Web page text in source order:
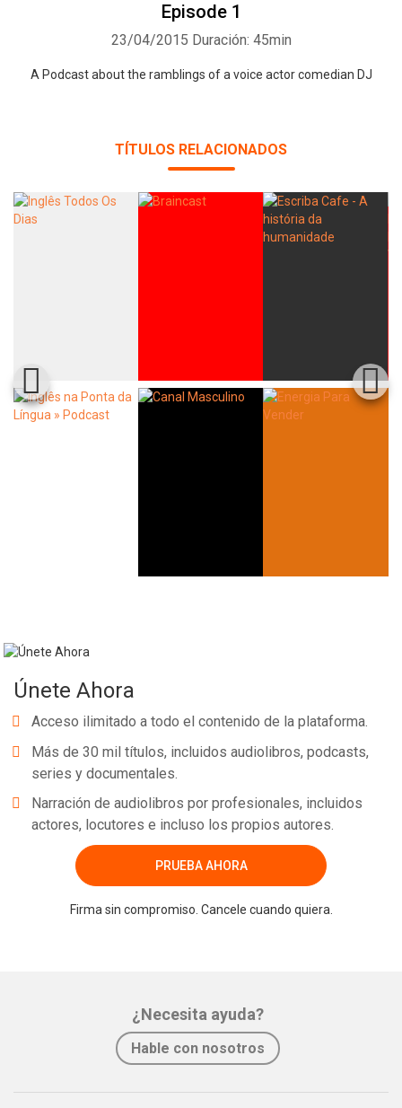
Episode 1
23/04/2015 Duración: 45min
A Podcast about the ramblings of a voice actor comedian DJ
TÍTULOS RELACIONADOS
Únete Ahora
Acceso ilimitado a todo el contenido de la plataforma.
Más de 30 mil títulos, incluidos audiolibros, podcasts,
series y documentales.
Narración de audiolibros por profesionales, incluidos
actores, locutores e incluso los propios autores.
PRUEBA AHORA
Firma sin compromiso. Cancele cuando quiera.
¿Necesita ayuda?
Hable con nosotros